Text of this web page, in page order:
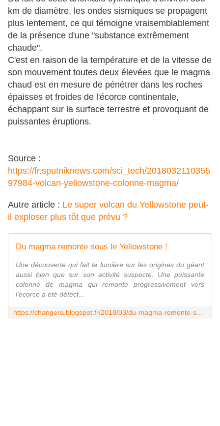
km de diamètre, les ondes sismiques se propagent
plus lentement, ce qui témoigne vraisemblablement
de la présence d'une "substance extrêmement
chaude".
C'est en raison de la température et de la vitesse de
son mouvement toutes deux élevées que le magma
chaud est en mesure de pénétrer dans les roches
épaisses et froides de l'écorce continentale,
échappant sur la surface terrestre et provoquant de
puissantes éruptions.
Source :
https://fr.sputniknews.com/sci_tech/2018032110355
97984-volcan-yellowstone-colonne-magma/
Autre article : Le super volcan du Yellowstone peut-
il exploser plus tôt que prévu ?
Du magma remonte sous le Yellowstone !
Une découverte qui fait la lumière sur les origines du géant
aussi bien que sur son activité suspecte. Une puissante
colonne de magma qui remonte progressivement vers
l'écorce a été détect...